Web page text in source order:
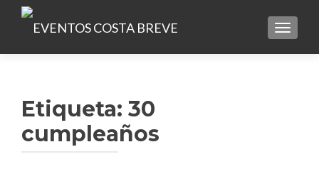
Etiqueta: 30
cumpleaños